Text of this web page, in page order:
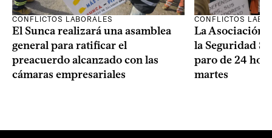
CONFLICTOS LABORALES
El Sunca realizará una asamblea
general para ratificar el
preacuerdo alcanzado con las
cámaras empresariales
CONFLICTOS
La Asociación
la Seguridad
paro de 24
martes